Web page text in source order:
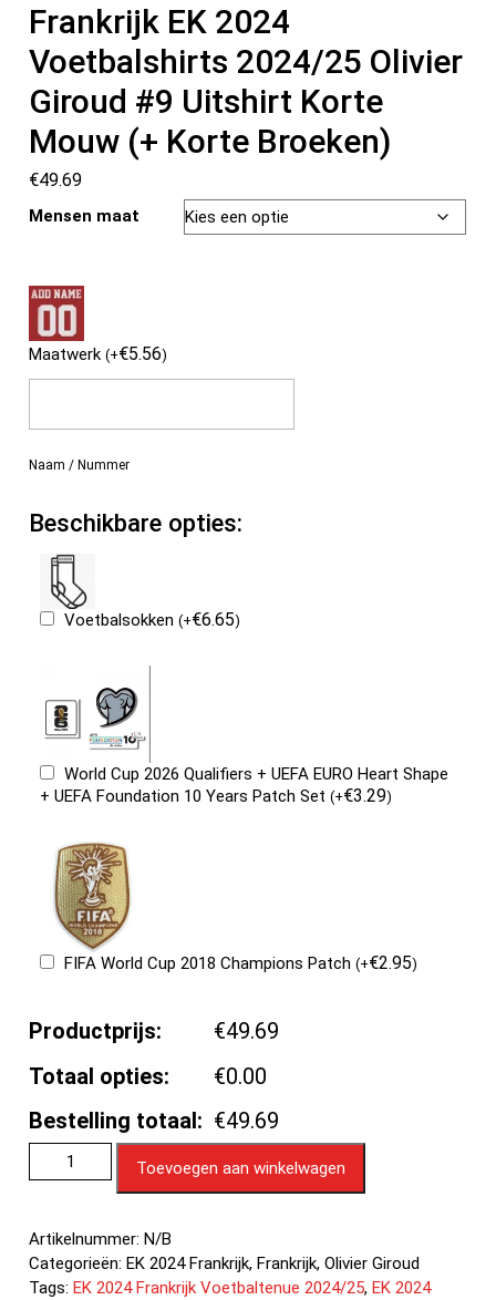
Frankrijk EK 2024
Voetbalshirts 2024/25 Olivier
Giroud #9 Uitshirt Korte
Mouw (+ Korte Broeken)
€49.69
Mensen maat
Maatwerk(+€5.56)
Naam / Nummer
Beschikbare opties:
Voetbalsokken(+€6.65)
World Cup 2026 Qualifiers + UEFA EURO Heart Shape
+ UEFA Foundation 10 Years Patch Set(+€3.29)
FIFA World Cup 2018 Champions Patch(+€2.95)
Productprijs:
€49.69
Totaal opties:
€0.00
Bestelling totaal: €49.69
Toevoegen aan winkelwagen
Artikelnummer:N/B
Categorieën:EK 2024 Frankrijk,Frankrijk,Olivier Giroud
Tags:EK 2024 Frankrijk Voetbaltenue 2024/25,EK 2024